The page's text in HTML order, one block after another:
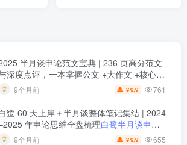
半月谈申论范文宝典 | 236 页高分范文
深度点评，一本掌握公文 +大作文 +核心主
题 2025 半月谈申论范文宝典：236 页范文 +
实战训练 +高分模板
9个月前 ￥9.9 761
鹭 60 天上岸＋半月谈整体笔记集结 | 2024
年申论思维全盘梳理白鹭半月谈申论
笔记全集：60天上岸＋大作文＋小题＋解题
9个月前 ￥9.9 655